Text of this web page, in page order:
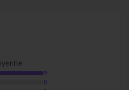
du menu burger
9
0